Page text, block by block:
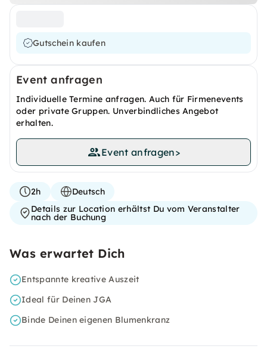
Gutschein kaufen
Event anfragen
Individuelle Termine anfragen. Auch für Firmenevents
oder private Gruppen. Unverbindliches Angebot
erhalten.
Event anfragen>
2h
Deutsch
Details zur Location erhältst Du vom Veranstalter
nach der Buchung
Was erwartet Dich
Entspannte kreative Auszeit
Ideal für Deinen JGA
Binde Deinen eigenen Blumenkranz